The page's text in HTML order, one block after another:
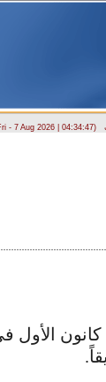
- 7 Aug 2026 | 04:34:47)
والبحث